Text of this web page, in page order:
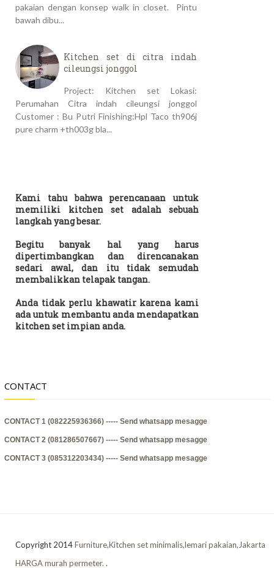
pakaian dengan konsep walk in closet. Pintu
bawah dibu...
Kitchen set di citra indah
cileungsi jonggol
Project: Kitchen set Lokasi:
Perumahan Citra indah cileungsi jonggol
Customer : Bu Putri Finishing:Hpl Taco th906j
pure charm +th003g bla...
Kami tahu bahwa perencanaan untuk
memiliki kitchen set adalah sebuah
langkah yang besar.
Begitu banyak hal yang harus
dipertimbangkan dan direncanakan
sedari awal, dan itu tidak semudah
membalikkan telapak tangan.
Anda tidak perlu khawatir karena kami
ada untuk membantu anda mendapatkan
kitchen set impian anda.
CONTACT
CONTACT 1 (082225936366) ----- Send whatsapp mesagge
CONTACT 2 (081286507667) ----- Send whatsapp mesagge
CONTACT 3 (085312203434) ----- Send whatsapp mesagge
Copyright 2014Furniture,Kitchen set minimalis,lemari pakaian,Jakarta
HARGA murah permeter. .